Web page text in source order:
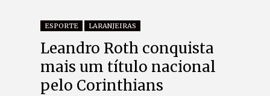
ESPORTE LARANJEIRAS
Leandro Roth conquista
mais um título nacional
pelo Corinthians